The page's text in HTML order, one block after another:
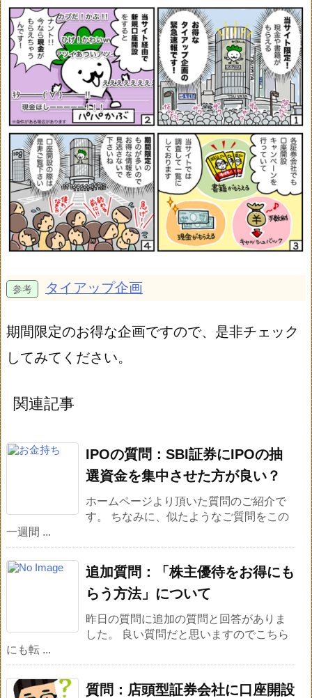
タイアップ企画
期間限定のお得な企画ですので、是非チェック
してみてください。
関連記事
IPOの質問：SBI証券にIPOの抽
選資金を集中させた方が良い？
ホームページより頂いた質問のご紹介で
す。 ちなみに、似たようなご質問をこの
一週間 ...
追加質問：「株主優待をお得にも
らう方法」について
昨日の質問に追加の質問と回答がありま
した。 良い質問だと思いますのでこちら
にも転 ...
質問：店頭型証券会社に口座開設